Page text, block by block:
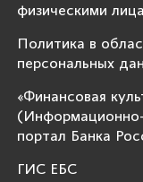
физическими
Политика в
персональных
«Финансовая
(Информационно-
портал Банка
ГИС ЕБС